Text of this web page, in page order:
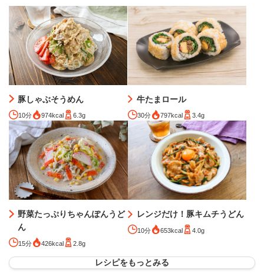
豚しゃぶそうめん
10分 974kcal 6.3g
牛たまロール
30分 797kcal 3.4g
野菜たっぷりちゃんぽんうど
ん
15分 426kcal 2.8g
レンジだけ！豚キムチうどん
10分 653kcal 4.0g
レシピをもっとみる